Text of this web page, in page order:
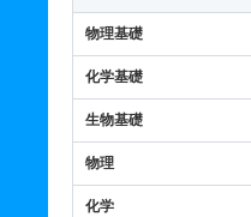
物理基礎
化学基礎
生物基礎
物理
化学